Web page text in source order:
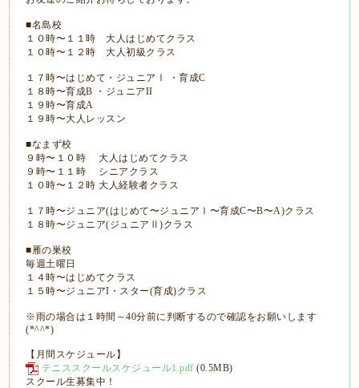
■名島校
１０時〜１１時 大人はじめてクラス
１０時〜１２時 大人初級クラス
１７時〜はじめて・ジュニアⅠ ・育成C
１８時〜育成B ・ジュニアII
１９時〜育成A
１９時〜大人レッスン
■なまず校
９時〜１０時 大人はじめてクラス
９時〜１１時 シニアクラス
１０時〜１２時 大人経験者クラス
１７時〜ジュニア(はじめて〜ジュニアⅠ〜育成C〜B〜A)クラス
１８時〜ジュニア(ジュニアⅡ)クラス
■雁の巣校
毎週土曜日
１４時〜はじめてクラス
１５時〜ジュニアI・スター(育成)クラス
※雨の場合は１時間～40分前に判断するので確認をお願いします
(*^^*)
【月間スケジュール】
テニススクールスケジュール1.pdf (0.5MB)
スクール生募集中！